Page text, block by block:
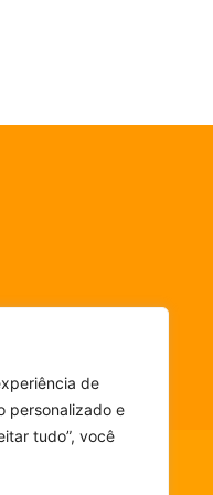
de
personalizado e
tudo”, você